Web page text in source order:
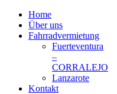
Home
Über uns
Fahrradvermietung
Fuerteventura
–
CORRALEJO
Lanzarote
Kontakt